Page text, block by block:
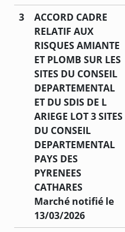
3
ACCORD CADRE
RELATIF AUX
RISQUES AMIANTE
ET PLOMB SUR LES
SITES DU CONSEIL
DEPARTEMENTAL
ET DU SDIS DE L
ARIEGE LOT 3 SITES
DU CONSEIL
DEPARTEMENTAL
PAYS DES
PYRENEES
CATHARES
Marché notifié le
13/03/2026